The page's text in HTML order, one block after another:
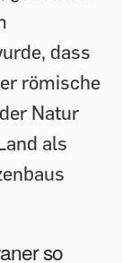
dass
römische
Natur
als
so